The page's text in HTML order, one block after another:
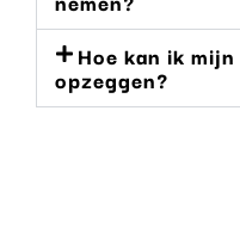
Hoe kan ik
opzeggen?